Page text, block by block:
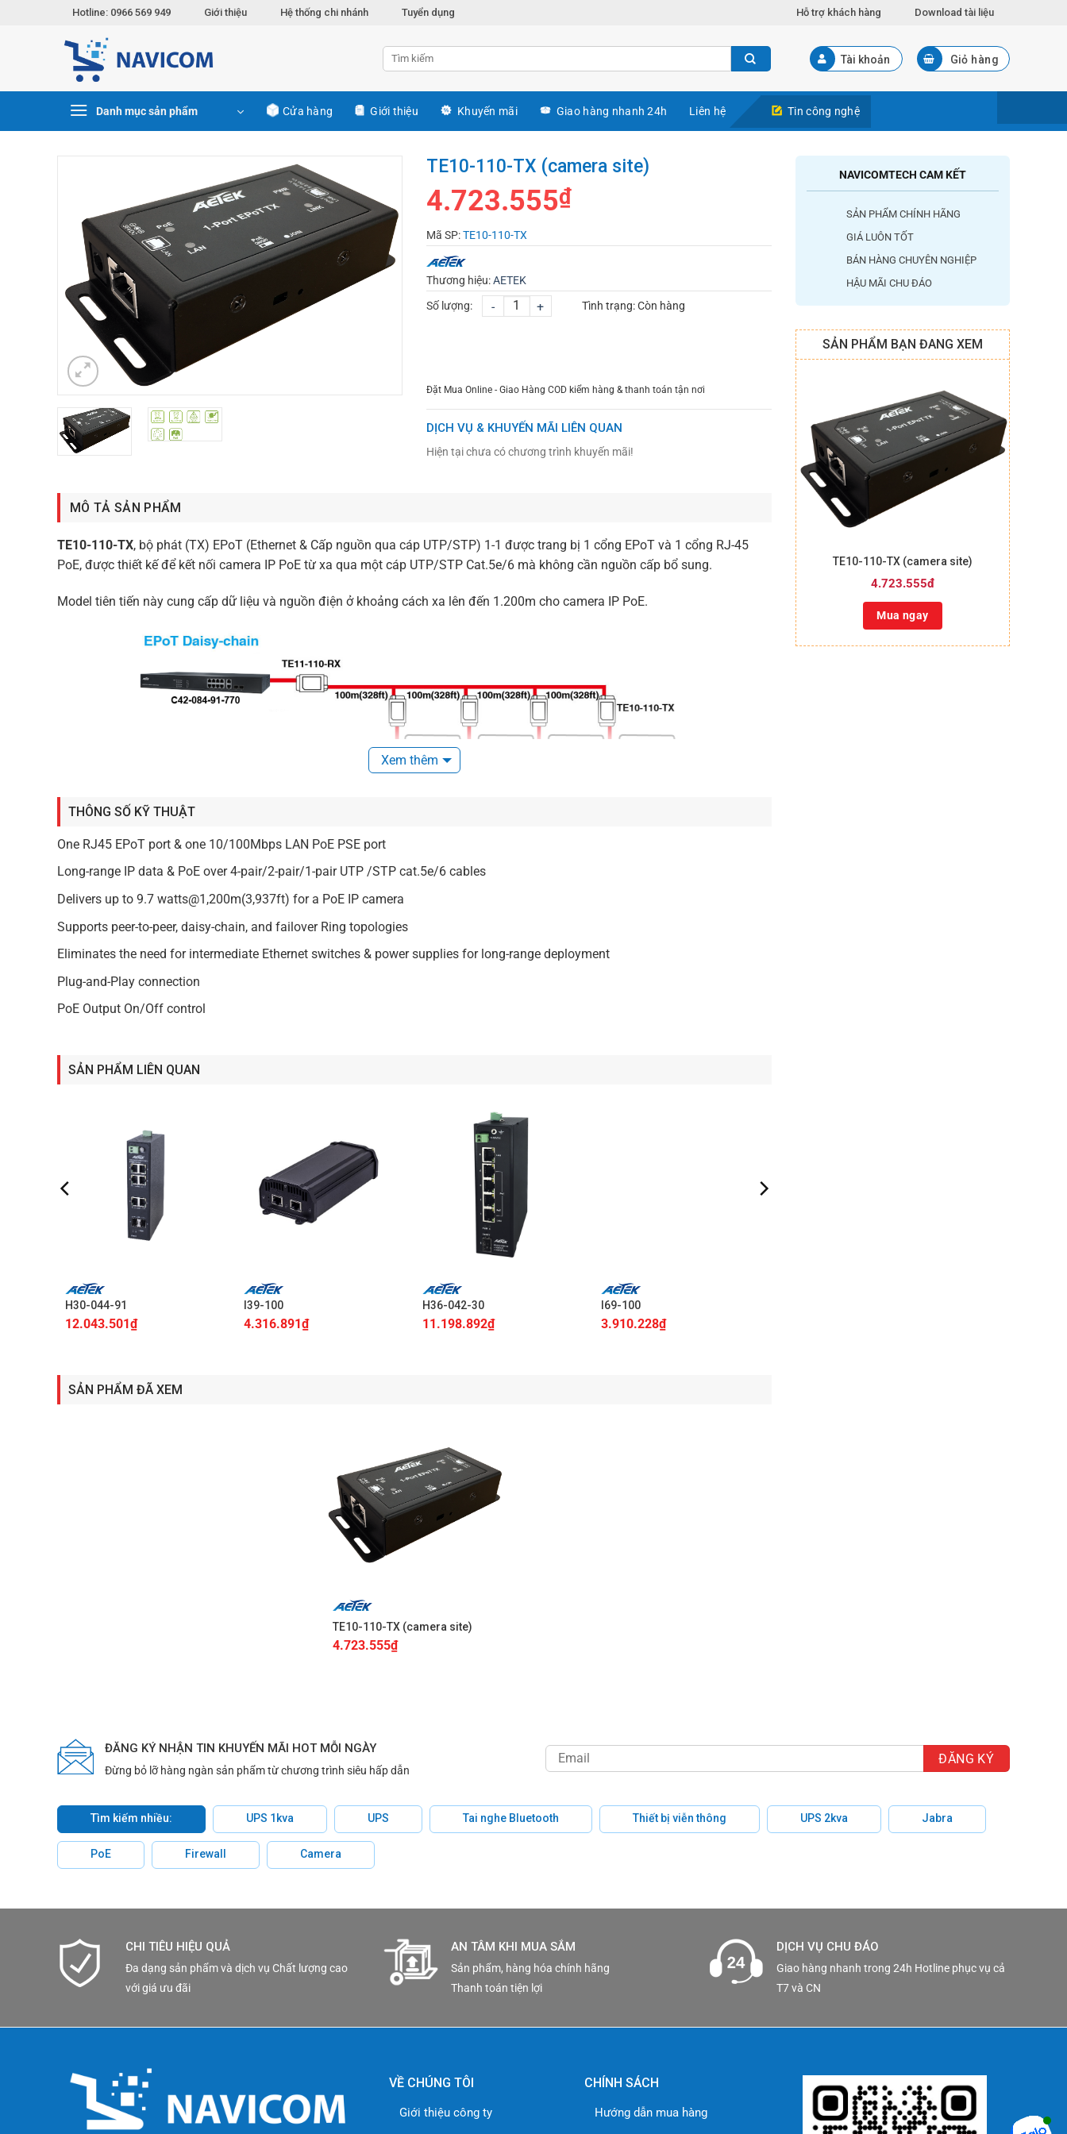
Hotline: 0966 569 949 Giới thiệu Hệ thống chi nhánh Tuyển dụng Hỗ trợ khách hàng Download tài liệu
Tài khoản Giỏ hàng
Danh mục sản phẩm Cửa hàng Giới thiệu Khuyến mãi Giao hàng nhanh 24h Liên hệ Tin công nghệ
NAVICOMTECH CAM KẾT
SẢN PHẨM CHÍNH HÃNG
GIÁ LUÔN TỐT
BÁN HÀNG CHUYÊN NGHIỆP
HẬU MÃI CHU ĐÁO
SẢN PHẨM BẠN ĐANG XEM
TE10-110-TX (camera site)
4.723.555đ
Mua ngay
TE10-110-TX (camera site)
4.723.555₫
Mã SP:TE10-110-TX
Thương hiệu:AETEK
Số lượng:
- + Tình trạng:Còn hàng
Đặt Mua Online - Giao Hàng COD kiểm hàng & thanh toán tận nơi
DỊCH VỤ & KHUYẾN MÃI LIÊN QUAN
Hiện tại chưa có chương trình khuyến mãi!
MÔ TẢ SẢN PHẨM
TE10-110-TX, bộ phát (TX) EPoT (Ethernet & Cấp nguồn qua cáp UTP/STP) 1-1 được trang bị 1 cổng EPoT và 1 cổng RJ-45
PoE, được thiết kế để kết nối camera IP PoE từ xa qua một cáp UTP/STP Cat.5e/6 mà không cần nguồn cấp bổ sung.
Model tiên tiến này cung cấp dữ liệu và nguồn điện ở khoảng cách xa lên đến 1.200m cho camera IP PoE.
Xem thêm
THÔNG SỐ KỸ THUẬT
One RJ45 EPoT port & one 10/100Mbps LAN PoE PSE port
Long-range IP data & PoE over 4-pair/2-pair/1-pair UTP /STP cat.5e/6 cables
Delivers up to 9.7 watts@1,200m(3,937ft) for a PoE IP camera
Supports peer-to-peer, daisy-chain, and failover Ring topologies
Eliminates the need for intermediate Ethernet switches & power supplies for long-range deployment
Plug-and-Play connection
PoE Output On/Off control
SẢN PHẨM LIÊN QUAN
H30-044-91
12.043.501₫
I39-100
4.316.891₫
H36-042-30
11.198.892₫
I69-100
3.910.228₫
SẢN PHẨM ĐÃ XEM
TE10-110-TX (camera site)
4.723.555₫
ĐĂNG KÝ NHẬN TIN KHUYẾN MÃI HOT MỖI NGÀY
Đừng bỏ lỡ hàng ngàn sản phẩm từ chương trình siêu hấp dẫn
Tìm kiếm nhiều: UPS 1kva UPS Tai nghe Bluetooth Thiết bị viễn thông UPS 2kva Jabra
PoE Firewall Camera
CHI TIÊU HIỆU QUẢ
Đa dạng sản phẩm và dịch vụ Chất lượng cao
với giá ưu đãi
AN TÂM KHI MUA SẮM
Sản phẩm, hàng hóa chính hãng
Thanh toán tiện lợi
DỊCH VỤ CHU ĐÁO
Giao hàng nhanh trong 24h Hotline phục vụ cả
T7 và CN
VỀ CHÚNG TÔI
Giới thiệu công ty
CHÍNH SÁCH
Hướng dẫn mua hàng